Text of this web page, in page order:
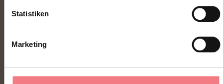
Statistiken
Marketing